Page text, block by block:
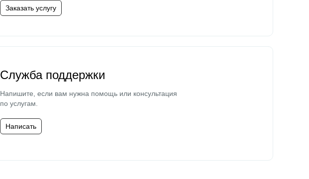
Заказать услугу
Служба поддержки
Напишите, если вам нужна помощь или консультация
по услугам.
Написать